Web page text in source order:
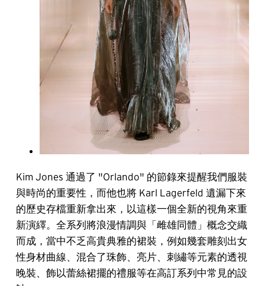
Kim Jones 通過了 "Orlando" 的節錄來提醒我們服裝
與時尚的重要性，而他也將 Karl Lagerfeld 遺漏下來
的歷史存檔重新拿出來，以這樣一個全新的視角來重
新演繹。全系列將浪漫情調與「雌雄同體」概念交織
而成，當中不乏高貴典雅的裙裝，例如幾套雕刻出女
性身材曲線、混合了珠飾、亮片、刺繡等元素的透視
晚裝、飾以蕾絲裙擺的禮服等在高訂系列中常見的設